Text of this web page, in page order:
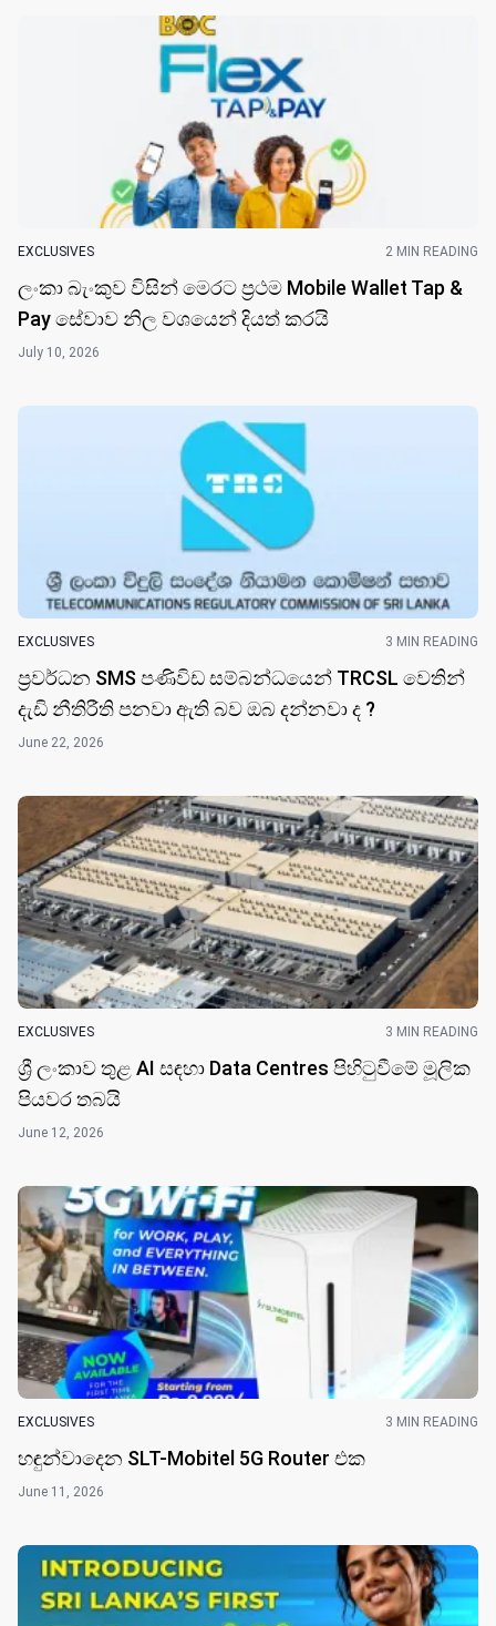
EXCLUSIVES 2 MIN READING
ලංකා බැංකුව විසි​න් මෙරට ප්‍රථම Mobile Wallet Tap &
Pay සේවාව නිල වශයෙන් දියත් කරයි
July 10, 2026
EXCLUSIVES 3 MIN READING
ප්‍රවර්ධන SMS පණිවිඩ සම්බන්ධයෙන් TRCSL වෙතින්
දැඩි නීතිරීති පනවා ඇති බව ඔබ දන්නවා ද ?
June 22, 2026
EXCLUSIVES 3 MIN READING
ශ්‍රී ලංකාව තුළ AI සඳහා Data Centres පිහිටුවීමේ මූලික
පියවර තබයි
June 12, 2026
EXCLUSIVES 3 MIN READING
හඳුන්වාදෙන SLT-Mobitel 5G Router එක
June 11, 2026